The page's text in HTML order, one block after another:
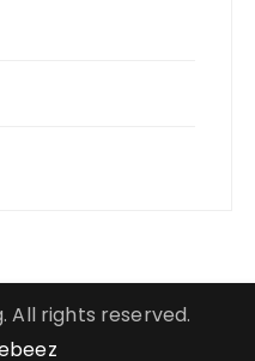
All rights reserved.